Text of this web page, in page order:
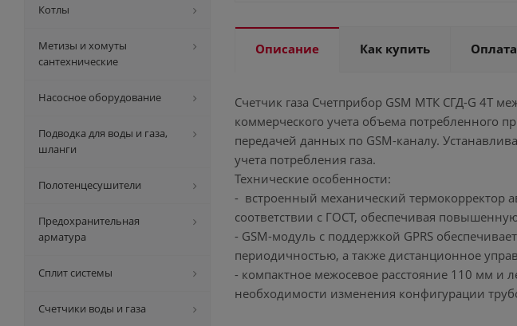
Описание Как купить Оплата
Счетчик газа Счетприбор GSM МТК СГД-G 4T
коммерческого учета объема потребленного
передачей данных по GSM-каналу.
учета потребления газа.
Технические особенности:
- встроенный механический термокорректор
соответствии с ГОСТ, обеспечивая
- GSM-модуль с поддержкой GPRS
периодичностью, а также дистанционное
- компактное межосевое расстояние 110 мм и
необходимости изменения конфигурации
Котлы
Метизы и хомуты
сантехнические
Насосное оборудование
Подводка для воды и газа,
шланги
Полотенцесушители
Предохранительная
арматура
Сплит системы
Счетчики воды и газа